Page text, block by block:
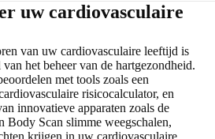
uw cardiovasculaire
van uw cardiovasculaire leeftijd is
van het beheer van de hartgezondheid.
met tools zoals een
risicocalculator, en
innovatieve apparaten zoals de
Body Scan slimme weegschalen,
krijgen in uw cardiovasculaire